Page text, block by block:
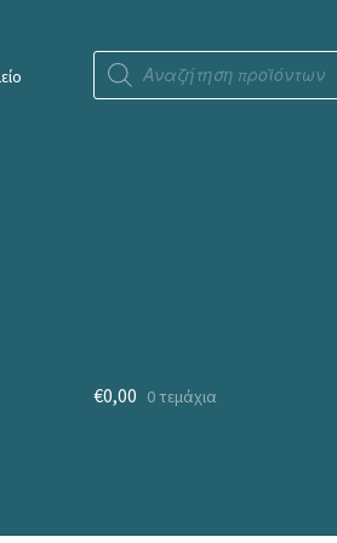
Products
search
€0,00 0 τεμάχια